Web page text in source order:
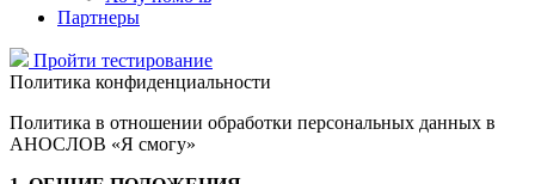
Партнеры
Пройти тестирование
Политика конфиденциальности
Политика в отношении обработки персональных данных в
АНОСЛОВ «Я смогу»